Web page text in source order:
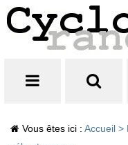
Vous êtes ici : Accueil >